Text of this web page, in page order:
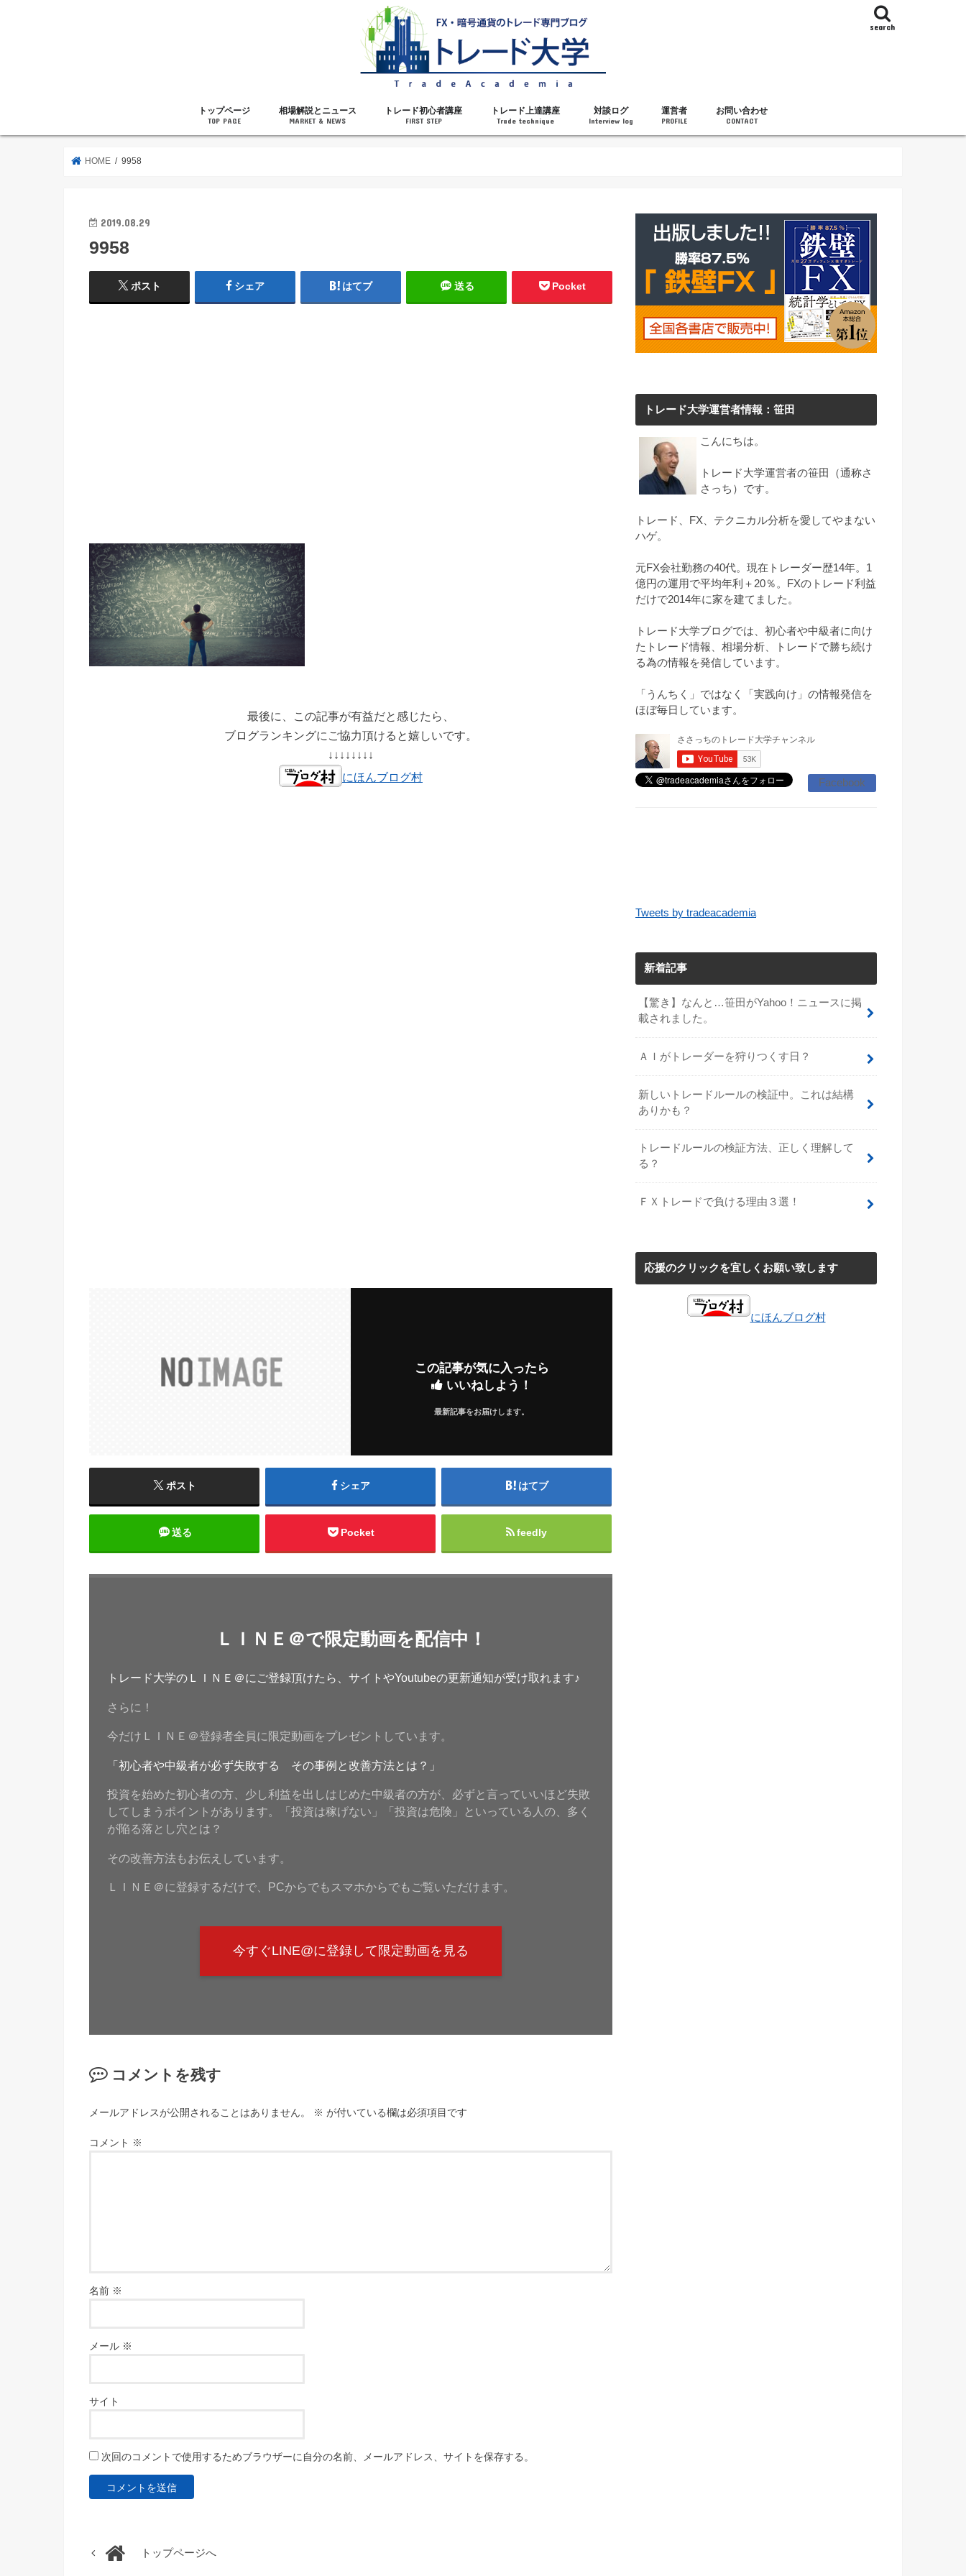
search
トップページ
TOP PAGE
相場解説とニュース
MARKET & NEWS
トレード初心者講座
FIRST STEP
トレード上達講座
Trade technique
対談ログ
Interview log
運営者
PROFILE
お問い合わせ
CONTACT
HOME 9958
2019.08.29
9958
ポスト シェア はてブ 送る Pocket
最後に、この記事が有益だと感じたら、
ブログランキングにご協力頂けると嬉しいです。
↓↓↓↓↓↓↓↓
にほんブログ村
この記事が気に入ったら
いいねしよう！
最新記事をお届けします。
ポスト シェア はてブ
送る Pocket feedly
ＬＩＮＥ＠で限定動画を配信中！
トレード大学のＬＩＮＥ＠にご登録頂けたら、サイトやYoutubeの更新通知が受け取れます♪
さらに！
今だけＬＩＮＥ＠登録者全員に限定動画をプレゼントしています。
「初心者や中級者が必ず失敗する その事例と改善方法とは？」
投資を始めた初心者の方、少し利益を出しはじめた中級者の方が、必ずと言っていいほど失敗
してしまうポイントがあります。「投資は稼げない」「投資は危険」といっている人の、多く
が陥る落とし穴とは？
その改善方法もお伝えしています。
ＬＩＮＥ＠に登録するだけで、PCからでもスマホからでもご覧いただけます。
今すぐLINE@に登録して限定動画を見る
コメントを残す
メールアドレスが公開されることはありません。 ※ が付いている欄は必須項目です
コメント ※
名前 ※
メール ※
サイト
次回のコメントで使用するためブラウザーに自分の名前、メールアドレス、サイトを保存する。
トップページへ
トレード大学運営者情報：笹田
こんにちは。
トレード大学運営者の笹田（通称さ
さっち）です。
トレード、FX、テクニカル分析を愛してやまない
ハゲ。
元FX会社勤務の40代。現在トレーダー歴14年。1
億円の運用で平均年利＋20％。FXのトレード利益
だけで2014年に家を建てました。
トレード大学ブログでは、初心者や中級者に向け
たトレード情報、相場分析、トレードで勝ち続け
る為の情報を発信しています。
「うんちく」ではなく「実践向け」の情報発信を
ほぼ毎日しています。
Facebook
Tweets by tradeacademia
新着記事
【驚き】なんと…笹田がYahoo！ニュースに掲
載されました。
ＡＩがトレーダーを狩りつくす日？
新しいトレードルールの検証中。これは結構
ありかも？
トレードルールの検証方法、正しく理解して
る？
ＦＸトレードで負ける理由３選！
応援のクリックを宜しくお願い致します
にほんブログ村